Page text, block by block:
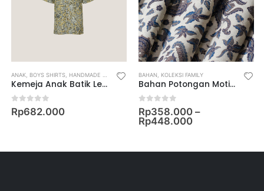
,KOLEKSI TEENAGERS,WOMEN
ANAK, BOYS SHIRTS, HANDMADE COLLECTION ,KOLEKSI FAMILY
Kemeja Anak Batik Lengan Pendek Motif Keris Rinonce Kembang
0out of 5
Rp682.000
BAHAN KOLEKSI FAMILY
Bahan Potongan Motif Keris Merak Kasimpir
0out of 5
Rp358.000 –
Rp448.000